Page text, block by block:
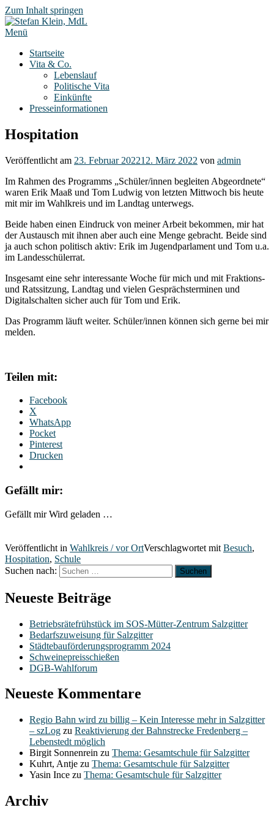
Zum Inhalt springen
Menü
Startseite
Vita & Co.
Lebenslauf
Politische Vita
Einkünfte
Presseinformationen
Hospitation
Veröffentlicht am 23. Februar 202212. März 2022 von admin
Im Rahmen des Programms „Schüler/innen begleiten Abgeordnete“
waren Erik Maaß und Tom Ludwig von letzten Mittwoch bis heute
mit mir im Wahlkreis und im Landtag unterwegs.
Beide haben einen Eindruck von meiner Arbeit bekommen, mir hat
der Austausch mit ihnen aber auch eine Menge gebracht. Beide sind
ja auch schon politisch aktiv: Erik im Jugendparlament und Tom u.a.
im Landesschülerrat.
Insgesamt eine sehr interessante Woche für mich und mit Fraktions-
und Ratssitzung, Landtag und vielen Gesprächsterminen und
Digitalschalten sicher auch für Tom und Erik.
Das Programm läuft weiter. Schüler/innen können sich gerne bei mir
melden.
Teilen mit:
Facebook
X
WhatsApp
Pocket
Pinterest
Drucken
Gefällt mir:
Gefällt mir Wird geladen …
Veröffentlicht in Wahlkreis / vor OrtVerschlagwortet mit Besuch,
Hospitation, Schule
Suchen nach:
Neueste Beiträge
Betriebsrätefrühstück im SOS-Mütter-Zentrum Salzgitter
Bedarfszuweisung für Salzgitter
Städtebauförderungsprogramm 2024
Schweinepreisschießen
DGB-Wahlforum
Neueste Kommentare
Regio Bahn wird zu billig – Kein Interesse mehr in Salzgitter
– szLog zu Reaktivierung der Bahnstrecke Fredenberg –
Lebenstedt möglich
Birgit Sonnenrein zu Thema: Gesamtschule für Salzgitter
Kuhrt, Antje zu Thema: Gesamtschule für Salzgitter
Yasin Ince zu Thema: Gesamtschule für Salzgitter
Archiv